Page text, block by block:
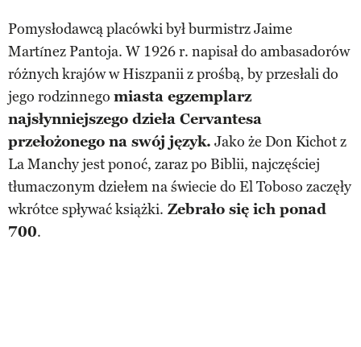
Pomysłodawcą placówki był burmistrz Jaime
Martínez Pantoja. W 1926 r. napisał do ambasadorów
różnych krajów w Hiszpanii z prośbą, by przesłali do
jego rodzinnego miasta egzemplarz
najsłynniejszego dzieła Cervantesa
przełożonego na swój język. Jako że Don Kichot z
La Manchy jest ponoć, zaraz po Biblii, najczęściej
tłumaczonym dziełem na świecie do El Toboso zaczęły
wkrótce spływać książki. Zebrało się ich ponad
700.